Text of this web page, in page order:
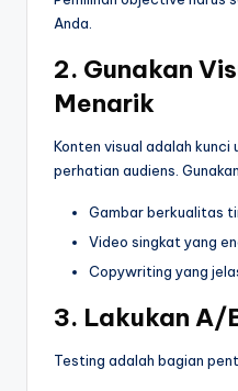
Anda.
2. Gunakan
Menarik
Konten visual adalah kunci
perhatian audiens.
Gambar berkualitas
Video singkat yang
Copywriting yang
3. Lakukan A/
Testing adalah bagian